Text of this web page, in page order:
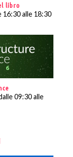
libro
16:30 alle 18:30
09:30 alle